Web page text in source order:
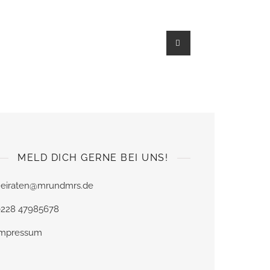
MELD DICH GERNE BEI UNS!
47985678